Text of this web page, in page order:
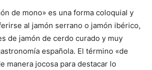
de mono» es una forma coloquial y
al jamón serrano o jamón ibérico,
de jamón de cerdo curado y muy
española. El término «de
manera jocosa para destacar lo